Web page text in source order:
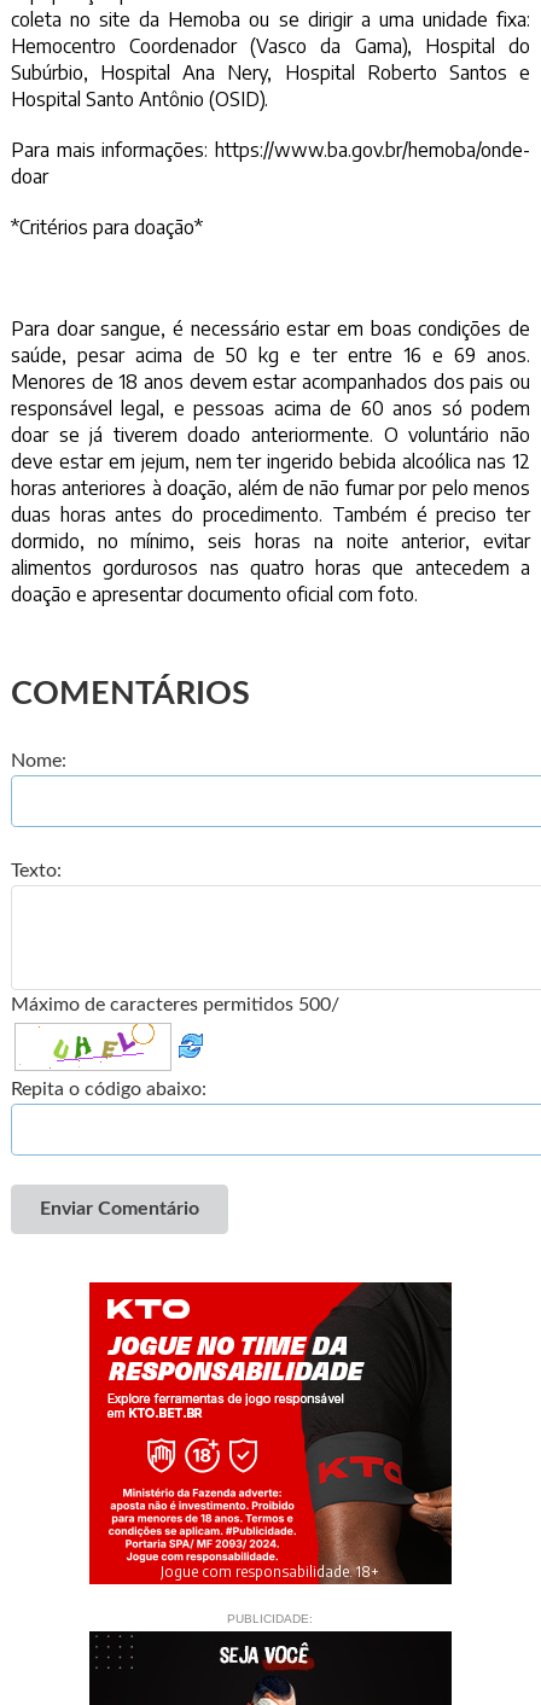
coleta no site da Hemoba ou se dirigir a uma unidade fixa:
Hemocentro Coordenador (Vasco da Gama), Hospital do
Subúrbio, Hospital Ana Nery, Hospital Roberto Santos e
Hospital Santo Antônio (OSID).
Para mais informações:https://www.ba.gov.br/hemoba/onde-
doar
*Critérios para doação*
Para doar sangue, é necessário estar em boas condições de
saúde, pesar acima de 50 kg e ter entre 16 e 69 anos.
Menores de 18 anos devem estar acompanhados dos pais ou
responsável legal, e pessoas acima de 60 anos só podem
doar se já tiverem doado anteriormente. O voluntário não
deve estar em jejum, nem ter ingerido bebida alcoólica nas 12
horas anteriores à doação, além de não fumar por pelo menos
duas horas antes do procedimento. Também é preciso ter
dormido, no mínimo, seis horas na noite anterior, evitar
alimentos gordurosos nas quatro horas que antecedem a
doação e apresentar documento oficial com foto.
COMENTÁRIOS
Nome:
Texto:
Máximo de caracteres permitidos 500/
Repita o código abaixo:
Enviar Comentário
Jogue com responsabilidade. 18+
PUBLICIDADE: